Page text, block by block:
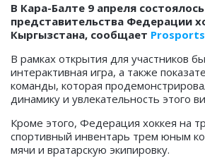
В Кара-Балте 9 апреля
представительства Федерации
Кыргызстана, сообщает
В рамках открытия для участников
интерактивная игра, а также
команды, которая
динамику и увлекательность этого
Кроме этого, Федерация хоккея на
спортивный инвентарь трем юным
мячи и вратарскую экипировку.